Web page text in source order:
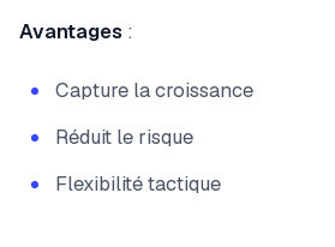
Avantages :
Capture la croissance
Réduit le risque
Flexibilité tactique